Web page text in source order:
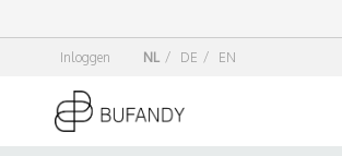
Inloggen NL / DE / EN